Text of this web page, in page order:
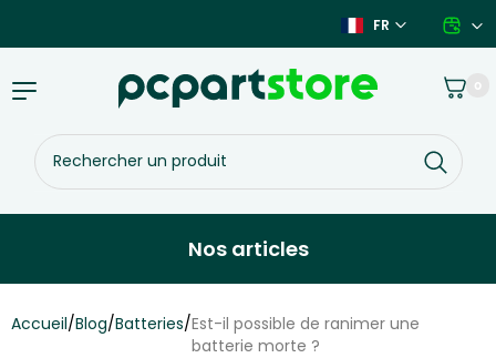
contenu
FR
Rechercher
un
produit
Panier 0
Basculer
navigation
Nos articles
Accueil/Blog/Batteries/Est-il possible de ranimer une
batterie morte ?